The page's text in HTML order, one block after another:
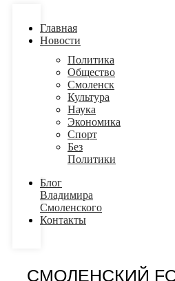
Главная
Новости
Политика
Общество
Смоленск
Культура
Наука
Экономика
Спорт
Без
Политики
Блог
Владимира
Смоленского
Контакты
СМОЛЕНСКИЙ